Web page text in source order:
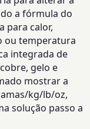
a fórmula do
para calor,
ou temperatura
integrada de
gelo e
mostrar a
kg/lb/oz,
solução passo a